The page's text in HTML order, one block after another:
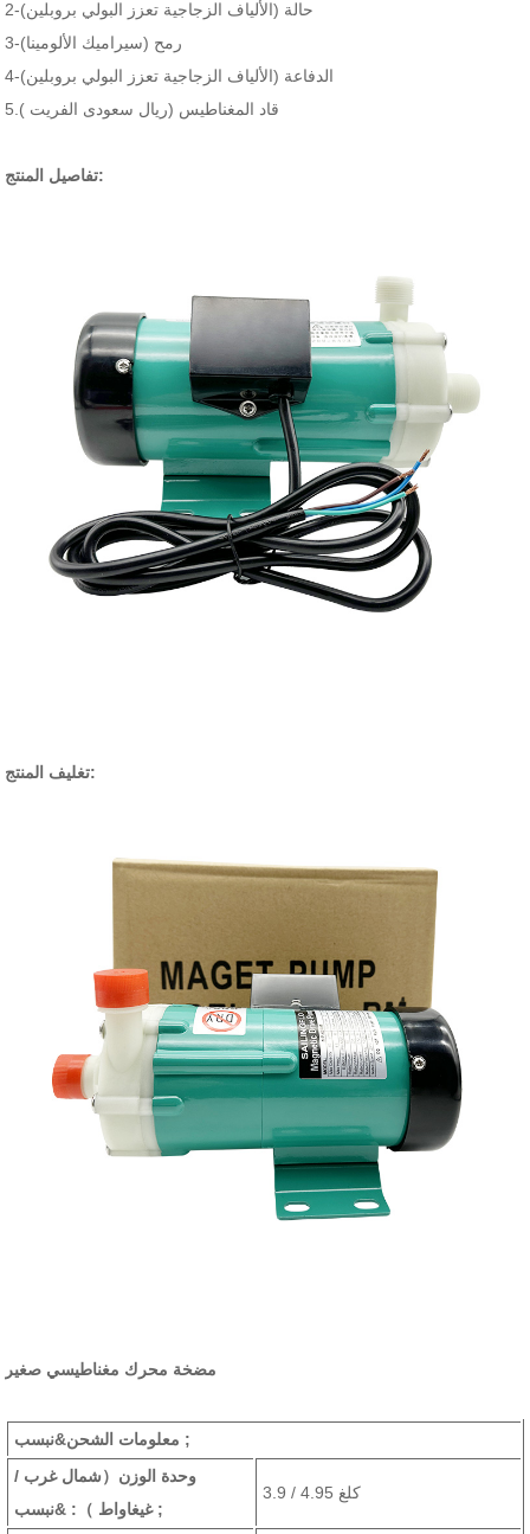
2-حالة (الألياف الزجاجية تعزز البولي بروبلين)
3-رمح (سيراميك الألومينا)
4-الدفاعة (الألياف الزجاجية تعزز البولي بروبلين)
5.قاد المغناطيس (ريال سعودى الفريت )
تفاصيل المنتج:
تغليف المنتج:
مضخة محرك مغناطيسي صغير
معلومات الشحن&نبسب ;
وحدة الوزن （شمال غرب /
غيغاواط ）: &نبسب ;
3.9 / 4.95 كلغ